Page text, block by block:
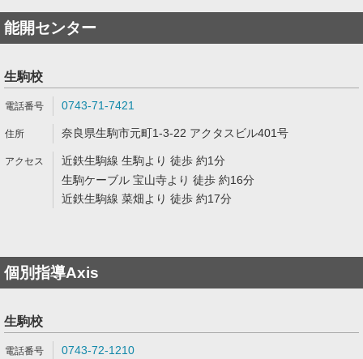
能開センター
生駒校
0743-71-7421
奈良県生駒市元町1-3-22 アクタスビル401号
近鉄生駒線 生駒より 徒歩 約1分
生駒ケーブル 宝山寺より 徒歩 約16分
近鉄生駒線 菜畑より 徒歩 約17分
個別指導Axis
生駒校
0743-72-1210